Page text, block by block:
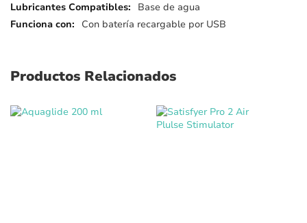
Base de agua
Con batería recargable por USB
Productos Relacionados